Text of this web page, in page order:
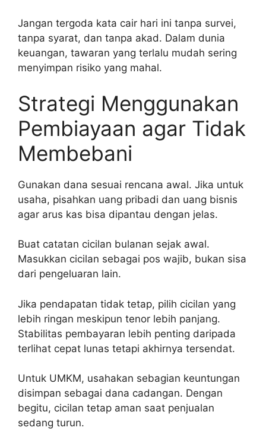
Jangan tergoda kata cair hari ini tanpa survei,
tanpa syarat, dan tanpa akad. Dalam dunia
keuangan, tawaran yang terlalu mudah sering
menyimpan risiko yang mahal.
Strategi Menggunakan
Pembiayaan agar Tidak
Membebani
Gunakan dana sesuai rencana awal. Jika untuk
usaha, pisahkan uang pribadi dan uang bisnis
agar arus kas bisa dipantau dengan jelas.
Buat catatan cicilan bulanan sejak awal.
Masukkan cicilan sebagai pos wajib, bukan sisa
dari pengeluaran lain.
Jika pendapatan tidak tetap, pilih cicilan yang
lebih ringan meskipun tenor lebih panjang.
Stabilitas pembayaran lebih penting daripada
terlihat cepat lunas tetapi akhirnya tersendat.
Untuk UMKM, usahakan sebagian keuntungan
disimpan sebagai dana cadangan. Dengan
begitu, cicilan tetap aman saat penjualan
sedang turun.